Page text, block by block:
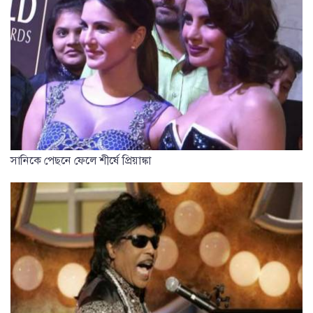
সানিকে পেছনে ফেলে শীর্ষে প্রিয়াঙ্কা